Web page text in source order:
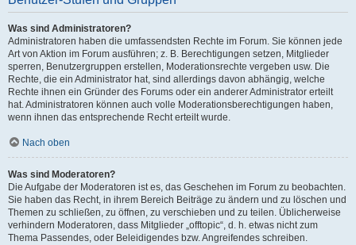
Was sind Administratoren?
Administratoren haben die umfassendsten Rechte im Forum. Sie können jede
Art von Aktion im Forum ausführen; z. B. Berechtigungen setzen, Mitglieder
sperren, Benutzergruppen erstellen, Moderationsrechte vergeben usw. Die
Rechte, die ein Administrator hat, sind allerdings davon abhängig, welche
Rechte ihnen ein Gründer des Forums oder ein anderer Administrator erteilt
hat. Administratoren können auch volle Moderationsberechtigungen haben,
wenn ihnen das entsprechende Recht erteilt wurde.
Nach oben
Was sind Moderatoren?
Die Aufgabe der Moderatoren ist es, das Geschehen im Forum zu beobachten.
Sie haben das Recht, in ihrem Bereich Beiträge zu ändern und zu löschen und
Themen zu schließen, zu öffnen, zu verschieben und zu teilen. Üblicherweise
verhindern Moderatoren, dass Mitglieder „offtopic“, d. h. etwas nicht zum
Thema Passendes, oder Beleidigendes bzw. Angreifendes schreiben.